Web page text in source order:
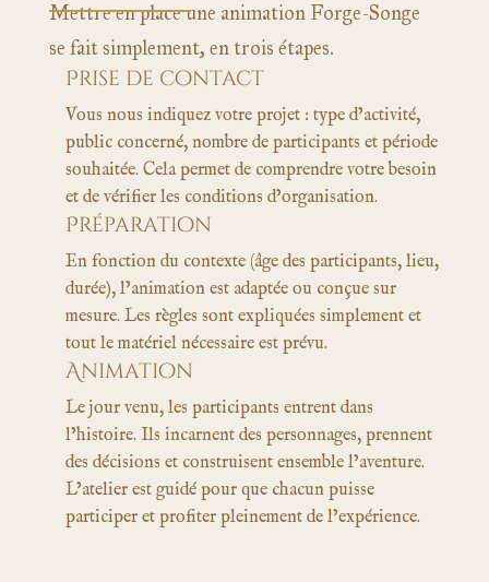
Mettre en place une animation Forge-Songe
se fait simplement, en trois étapes.
Prise de contact
Vous nous indiquez votre projet : type d’activité,
public concerné, nombre de participants et période
souhaitée. Cela permet de comprendre votre besoin
et de vérifier les conditions d’organisation.
Préparation
En fonction du contexte (âge des participants, lieu,
durée), l’animation est adaptée ou conçue sur
mesure. Les règles sont expliquées simplement et
tout le matériel nécessaire est prévu.
Animation
Le jour venu, les participants entrent dans
l’histoire. Ils incarnent des personnages, prennent
des décisions et construisent ensemble l’aventure.
L’atelier est guidé pour que chacun puisse
participer et profiter pleinement de l’expérience.